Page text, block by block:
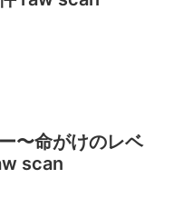
〜命がけのレベ
scan